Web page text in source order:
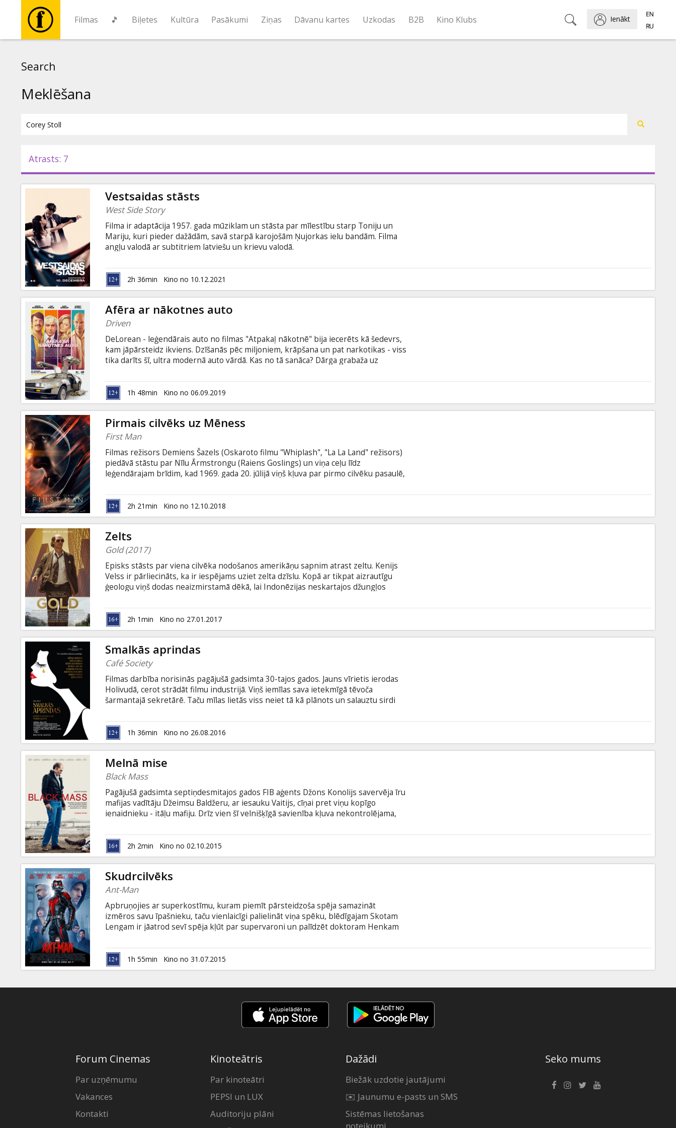
Filmas 🎵 Biļetes Kultūra Pasākumi Ziņas Dāvanu kartes Uzkodas B2B Kino Klubs Ienākt
Pasākumi
Ziņas
Dāvanu
kartes
Uzkodas
B2B
Kino
Klubs
Search
Meklēšana
Atrasts: 7
Vestsaidas stāsts
West Side Story
Filma ir adaptācija 1957. gada mūziklam un stāsta par mīlestību starp Toniju un
Mariju, kuri pieder dažādām, savā starpā karojošām Ņujorkas ielu bandām. Filma
angļu valodā ar subtitriem latviešu un krievu valodā.
2h 36min Kino no 10.12.2021
Afēra ar nākotnes auto
Driven
DeLorean - leģendārais auto no filmas "Atpakaļ nākotnē" bija iecerēts kā šedevrs,
kam jāpārsteidz ikviens. Dzīšanās pēc miljoniem, krāpšana un pat narkotikas - viss
tika darīts šī, ultra modernā auto vārdā. Kas no tā sanāca? Dārga grabaža uz
DeLorean tiešām kļuva par leģendu. Filma angļu valodā ar subtitriem latviešu un
krievu valodā.
1h 48min Kino no 06.09.2019
Pirmais cilvēks uz Mēness
First Man
Filmas režisors Demiens Šazels (Oskaroto filmu "Whiplash", "La La Land" režisors)
piedāvā stāstu par Nīlu Ārmstrongu (Raiens Goslings) un viņa ceļu līdz
leģendārajam brīdim, kad 1969. gada 20. jūlijā viņš kļuva par pirmo cilvēku pasaulē,
2h 21min Kino no 12.10.2018
Zelts
Gold (2017)
Episks stāsts par viena cilvēka nodošanos amerikāņu sapnim atrast zeltu. Kenijs
Velss ir pārliecināts, ka ir iespējams uziet zelta dzīslu. Kopā ar tikpat aizrautīgu
ģeologu viņš dodas neaizmirstamā dēkā, lai Indonēzijas neskartajos džungļos
paturēt, nonākot Volstrītas varenāko biroju redzeslokā. Filmu iedvesmojuši patiesi
notikumi. Filma angļu valodā ar subtitriem latviešu un krievu valodā.
2h 1min Kino no 27.01.2017
Smalkās aprindas
Café Society
Filmas darbība norisinās pagājušā gadsimta 30-tajos gados. Jauns vīrietis ierodas
Holivudā, cerot strādāt filmu industrijā. Viņš iemīlas sava ietekmīgā tēvoča
šarmantajā sekretārē. Taču mīlas lietās viss neiet tā kā plānots un salauztu sirdi
uzdzīvē. Filma angļu valodā ar subtitriem latviešu un krievu valodā.
1h 36min Kino no 26.08.2016
Melnā mise
Black Mass
Pagājušā gadsimta septiņdesmitajos gados FIB aģents Džons Konolijs savervēja īru
mafijas vadītāju Džeimsu Baldžeru, ar iesauku Vaitijs, cīņai pret viņu kopīgo
ienaidnieku - itāļu mafiju. Drīz vien šī velnišķīgā savienība kļuva nekontrolējama,
vienu no nežēlīgākajiem un ietekmīgākajiem gangsteriem Bostonas vēsturē. Filma
angļu valodā ar subtitriem latviešu un krievu valodā.
2h 2min Kino no 02.10.2015
Skudrcilvēks
Ant-Man
Apbruņojies ar superkostīmu, kuram piemīt pārsteidzoša spēja samazināt
izmēros savu īpašnieku, taču vienlaicīgi palielināt viņa spēku, blēdīgajam Skotam
Lengam ir jāatrod sevī spēja kļūt par supervaroni un palīdzēt doktoram Henkam
valodā ar subtitriem latviešu un krievu valodā.
1h 55min Kino no 31.07.2015
Forum Cinemas
Par uzņēmumu
Vakances
Kontakti
Kinoteātris
Par kinoteātri
PEPSI un LUX
Auditoriju plāni
Dažādi
Biežāk uzdotie jautājumi
✉️ Jaunumu e-pasts un SMS
Sistēmas lietošanas
noteikumi
Seko mums